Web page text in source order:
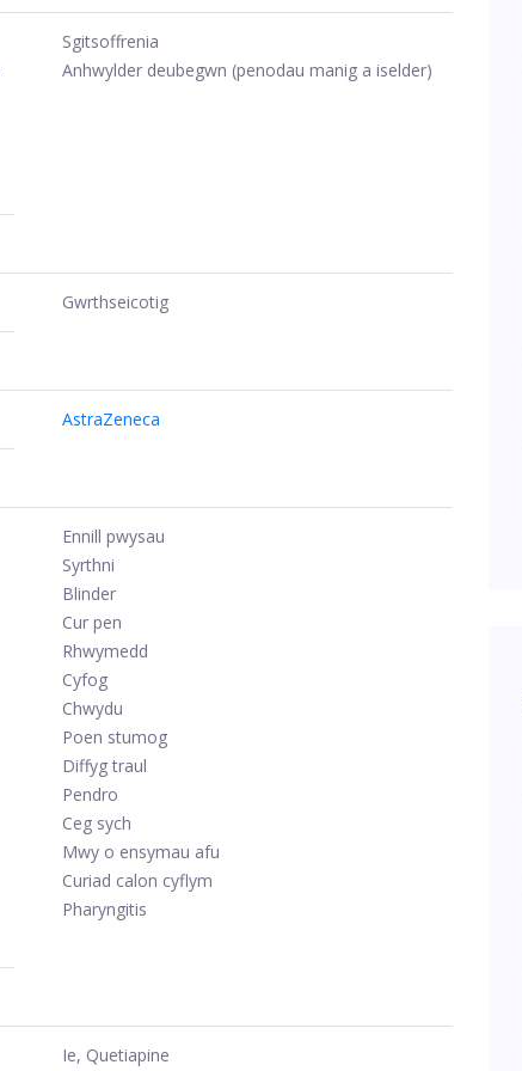
Sgitsoffrenia
Anhwylder deubegwn (penodau manig a iselder)
Gwrthseicotig
AstraZeneca
Ennill pwysau
Syrthni
Blinder
Cur pen
Rhwymedd
Cyfog
Chwydu
Poen stumog
Diffyg traul
Pendro
Ceg sych
Mwy o ensymau afu
Curiad calon cyflym
Pharyngitis
Ie, Quetiapine